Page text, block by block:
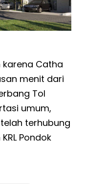
karena Catha
menit dari
Tol
umum,
terhubung
Pondok